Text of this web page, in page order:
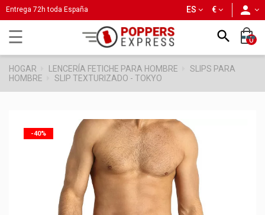
Entrega 72h toda España €
ES
Navegación
de
palanca
☰  0
HOGAR LENCERÍA FETICHE PARA HOMBRE
SLIPS PARA
HOMBRE
SLIP TEXTURIZADO - TOKYO
-40%